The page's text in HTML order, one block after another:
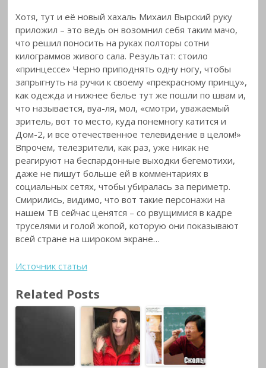
Хотя, тут и её новый хахаль Михаил Вырский руку
приложил – это ведь он возомнил себя таким мачо,
что решил поносить на руках полторы сотни
килограммов живого сала. Результат: стоило
«принцессе» Черно приподнять одну ногу, чтобы
запрыгнуть на ручки к своему «прекрасному принцу»,
как одежда и нижнее белье тут же пошли по швам и,
что называется, вуа-ля, мол, «смотри, уважаемый
зритель, вот то место, куда понемногу катится и
Дом-2, и все отечественное телевидение в целом!»
Впрочем, телезрители, как раз, уже никак не
реагируют на беспардонные выходки бегемотихи,
даже не пишут больше ей в комментариях в
социальных сетях, чтобы убиралась за периметр.
Смирились, видимо, что вот такие персонажи на
нашем ТВ сейчас ценятся – со рвущимися в кадре
труселями и голой жопой, которую они показывают
всей стране на широком экране…
Источник статьи
Related Posts